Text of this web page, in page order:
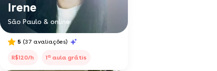
Irene
São Paulo & online
5 (37 avaliações)
R$120/h 1a aula grátis